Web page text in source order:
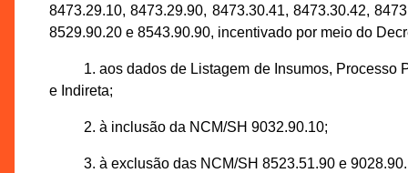
8473.29.10, 8473.29.90, 8473.30.41, 8473.30.42,
8529.90.20 e 8543.90.90, incentivado por meio do
1. aos dados de Listagem de Insumos, Processo
e Indireta;
2. à inclusão da NCM/SH 9032.90.10;
3. à exclusão das NCM/SH 8523.51.90 e